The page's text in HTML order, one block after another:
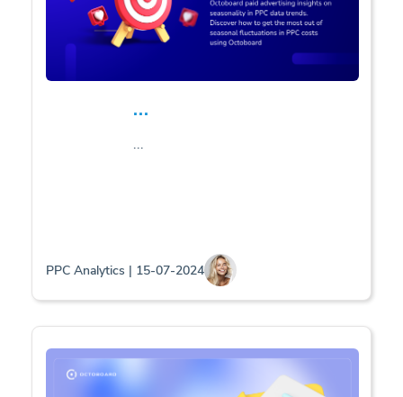
...
...
PPC Analytics | 15-07-2024